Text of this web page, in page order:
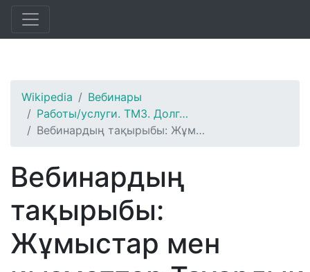
Wikipedia
Вебинары
Работы/услуги. ТМЗ. Долг…
Вебинардың тақырыбы: Жұм…
Вебинардың
тақырыбы:
Жұмыстар мен